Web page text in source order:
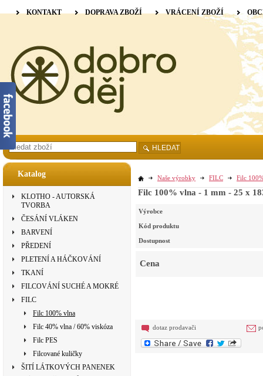
Katalog
KLOTHO - AUTORSKÁ
TVORBA
ČESÁNÍ VLÁKEN
BARVENÍ
PŘEDENÍ
PLETENÍ A HÁČKOVÁNÍ
TKANÍ
FILCOVÁNÍ SUCHÉ A MOKRÉ
FILC
Filc 100% vlna
Filc 40% vlna / 60% viskóza
Filc PES
Filcované kuličky
ŠITÍ LÁTKOVÝCH PANENEK
Naše výrobky FILC Filc
Filc 100% vlna - 1 mm - 25 x
Výrobce
Kód produktu
Dostupnost
Cena
dotaz prodavači
KONTAKT DOPRAVA ZBOŽÍ VRÁCENÍ ZBOŽÍ
HLEDAT